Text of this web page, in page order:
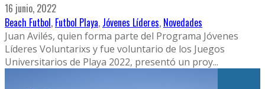
16 junio, 2022
Beach Futbol, Futbol Playa, Jóvenes Líderes, Novedades
Juan Avilés, quien forma parte del Programa Jóvenes
Líderes Voluntarixs y fue voluntario de los Juegos
Universitarios de Playa 2022, presentó un proy...